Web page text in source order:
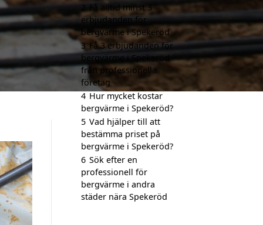
2 Få alltid minst 3
erbjudanden för
bergvärme i Spekeröd
3 Få 3 erbjudanden för
bergvärme i Spekeröd
från professionella
företag
4 Hur mycket kostar
bergvärme i Spekeröd?
5 Vad hjälper till att
bestämma priset på
bergvärme i Spekeröd?
6 Sök efter en
professionell för
bergvärme i andra
städer nära Spekeröd